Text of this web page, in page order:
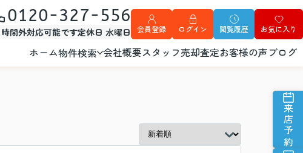
0120-327-556
間外対応可能です定休日 水曜日 会員登録 ログイン 閲覧履歴 お気に入り
ホーム物件検索 会社概要スタッフ売却査定お客様の声ブログ
来店予約